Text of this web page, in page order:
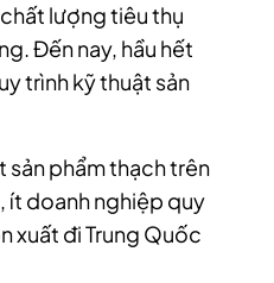
lượng tiêu thụ
Đến nay, hầu hết
trình kỹ thuật sản
sản phẩm thạch trên
ít doanh nghiệp quy
xuất đi Trung Quốc